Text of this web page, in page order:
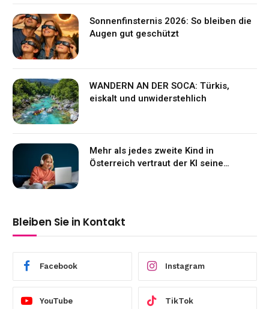
Sonnenfinsternis 2026: So bleiben die
Augen gut geschützt
WANDERN AN DER SOCA: Türkis,
eiskalt und unwiderstehlich
Mehr als jedes zweite Kind in
Österreich vertraut der KI seine
Bleiben Sie in Kontakt
Facebook Instagram
YouTube TikTok